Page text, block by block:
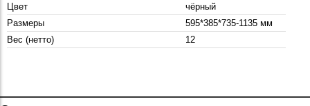
Цвет
чёрный
Размеры
595*385*735-1135 мм
Вес (нетто)
12